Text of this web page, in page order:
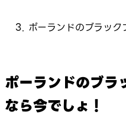
ポーランドのブラック
ポーランドのブラ
なら今でしょ！